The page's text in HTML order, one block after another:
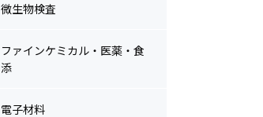
微生物検査
ファインケミカル・医薬・食
添
電子材料